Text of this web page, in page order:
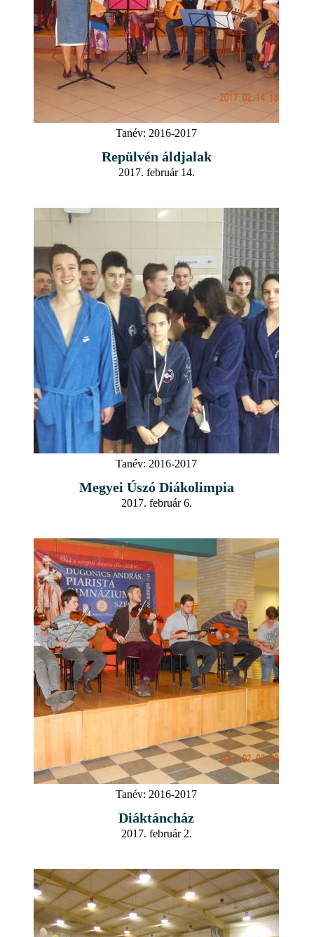
Tanév: 2016-2017
Repülvén áldjalak
2017. február 14.
Tanév: 2016-2017
Megyei Úszó Diákolimpia
2017. február 6.
Tanév: 2016-2017
Diáktáncház
2017. február 2.